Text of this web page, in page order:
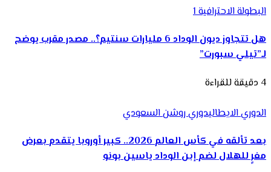
البطولة الاحترافية 1
هل تتجاوز ديون الوداد 6 مليارات سنتيم؟.. مصدر مقرب يوضح
لـ”تيلي سبورت”
4 دقيقة للقراءة
الدوري الايطاليدوري روشن السعودي
بعد تألقه في كأس العالم 2026.. كبير أوروبا يتقدم بعرض
مغرٍ للهلال لضم إبن الوداد ياسين بونو